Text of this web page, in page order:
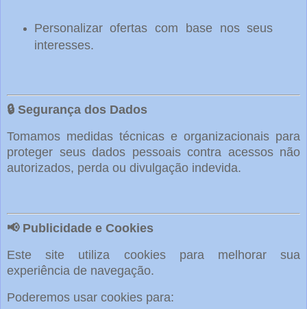
Personalizar ofertas com base nos seus
interesses.
🔒 Segurança dos Dados
Tomamos medidas técnicas e organizacionais para
proteger seus dados pessoais contra acessos não
autorizados, perda ou divulgação indevida.
📢 Publicidade e Cookies
Este site utiliza cookies para melhorar sua
experiência de navegação.
Poderemos usar cookies para: